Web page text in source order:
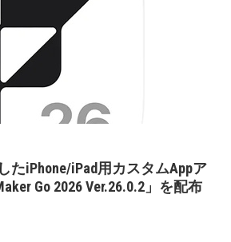
たiPhone/iPad用カスタムAppア
Go 2026 Ver.26.0.2」を配布